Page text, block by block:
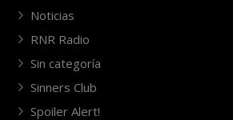
Noticias
RNR Radio
Sin categoría
Sinners Club
Spoiler Alert!